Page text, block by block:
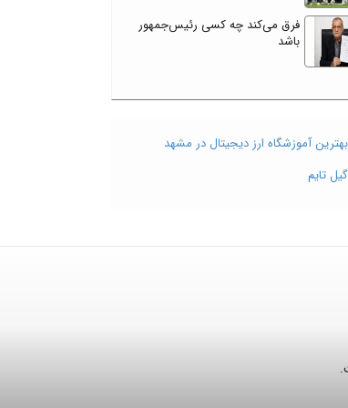
فرق می‌کند چه کسی رئیس‌جمهور
باشد
بهترین آموزشگاه ارز دیجیتال در مشهد
گیل تایم